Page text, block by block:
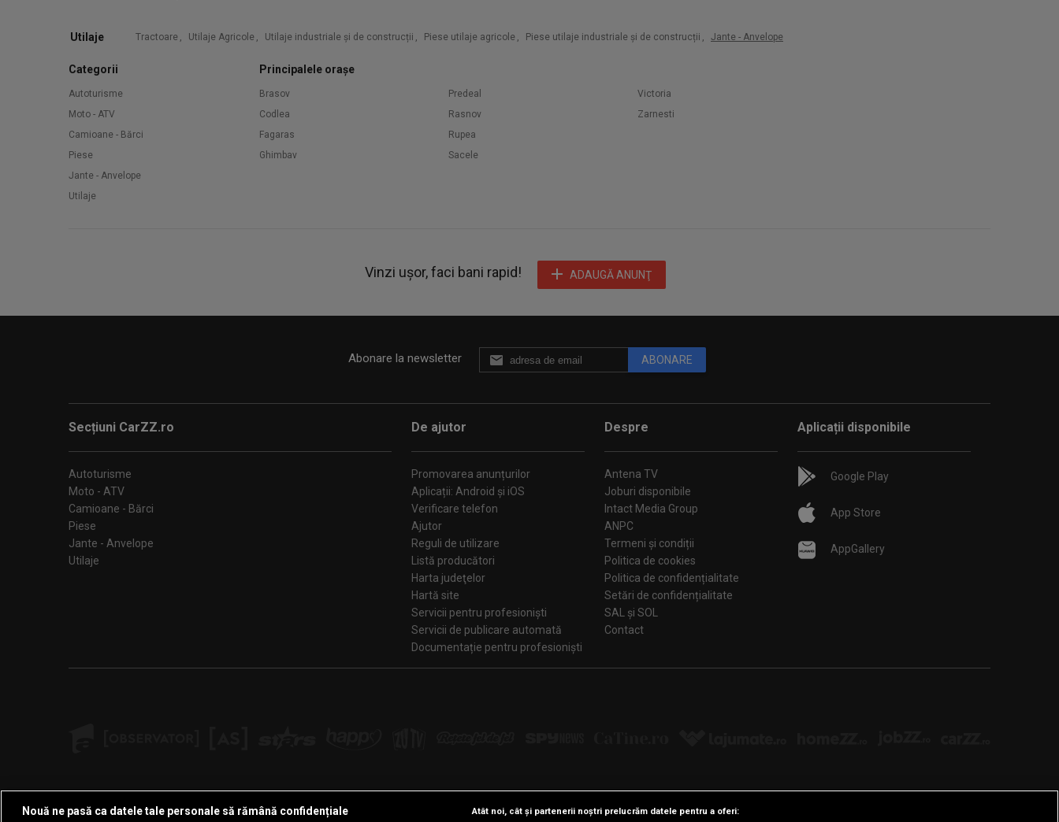
Utilaje Tractoare , Utilaje Agricole , Utilaje industriale și de construcții , Piese utilaje agricole , Piese utilaje industriale și de construcții , Jante - Anvelope
Categorii
Autoturisme
Moto - ATV
Camioane - Bărci
Piese
Jante - Anvelope
Utilaje
Principalele orașe
Brasov
Codlea
Fagaras
Ghimbav
Predeal
Rasnov
Rupea
Sacele
Victoria
Zarnesti
Vinzi ușor, faci bani rapid! ADAUGĂ ANUNŢ
Abonare la newsletter ABONARE
Secțiuni CarZZ.ro
Autoturisme
Moto - ATV
Camioane - Bărci
Piese
Jante - Anvelope
Utilaje
De ajutor
Promovarea anunțurilor
Aplicații: Android și iOS
Verificare telefon
Ajutor
Reguli de utilizare
Listă producători
Harta judeţelor
Hartă site
Servicii pentru profesioniști
Servicii de publicare automată
Documentație pentru profesioniști
Despre
Antena TV
Joburi disponibile
Intact Media Group
ANPC
Termeni și condiții
Politica de cookies
Politica de confidențialitate
Setări de confidențialitate
SAL și SOL
Contact
Aplicații disponibile
Google Play
App Store
AppGallery
Nouă ne pasă ca datele tale personale să rămână confidențiale Atât noi, cât și partenerii noștri prelucrăm datele pentru a oferi: